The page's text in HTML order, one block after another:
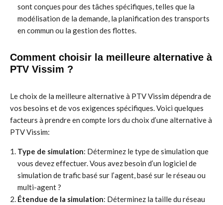
sont conçues pour des tâches spécifiques, telles que la
modélisation de la demande, la planification des transports
en commun ou la gestion des flottes.
Comment choisir la meilleure alternative à
PTV Vissim ?
Le choix de la meilleure alternative à PTV Vissim dépendra de
vos besoins et de vos exigences spécifiques. Voici quelques
facteurs à prendre en compte lors du choix d’une alternative à
PTV Vissim:
Type de simulation: Déterminez le type de simulation que
vous devez effectuer. Vous avez besoin d’un logiciel de
simulation de trafic basé sur l’agent, basé sur le réseau ou
multi-agent ?
Étendue de la simulation: Déterminez la taille du réseau